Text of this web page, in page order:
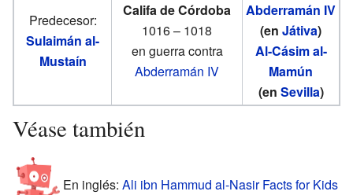
Predecesor:
Sulaimán al-
Mustaín
Califa de Córdoba
1016 – 1018
en guerra contra
Abderramán IV
Abderramán IV
(en Játiva)
Al-Cásim al-
Mamún
(en Sevilla)
Véase también
En inglés: Ali ibn Hammud al-Nasir Facts for Kids